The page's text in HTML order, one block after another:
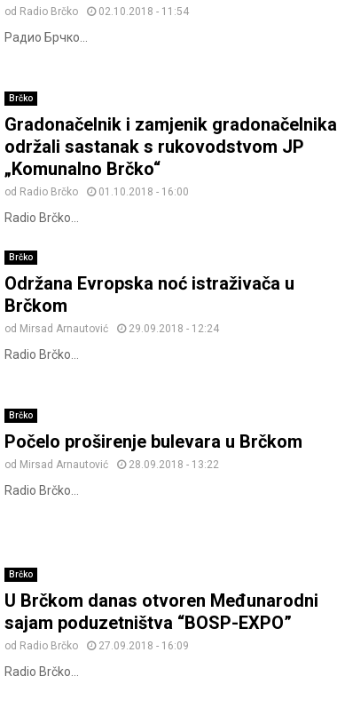
od Radio Brčko 02.10.2018 - 11:54
Радио Брчко...
Brčko
Gradonačelnik i zamjenik gradonačelnika
održali sastanak s rukovodstvom JP
„Komunalno Brčko“
od Radio Brčko 01.10.2018 - 16:00
Radio Brčko...
Brčko
Održana Evropska noć istraživača u
Brčkom
od Mirsad Arnautović 29.09.2018 - 12:24
Radio Brčko...
Brčko
Počelo proširenje bulevara u Brčkom
od Mirsad Arnautović 28.09.2018 - 13:22
Radio Brčko...
Brčko
U Brčkom danas otvoren Međunarodni
sajam poduzetništva “BOSP-EXPO”
od Radio Brčko 27.09.2018 - 16:09
Radio Brčko...